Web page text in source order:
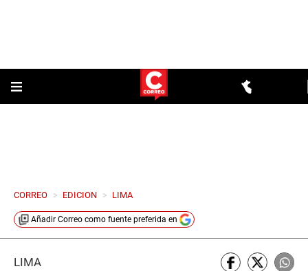
CORREO > EDICION > LIMA
Añadir Correo como fuente preferida en
LIMA